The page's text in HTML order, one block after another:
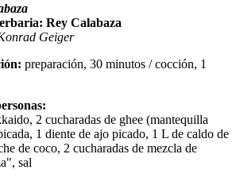
Rey Calabaza
Geiger
preparación, 30 minutos / cocción, 1
2 cucharadas de ghee (mantequilla
1 diente de ajo picado, 1 L de caldo de
de coco, 2 cucharadas de mezcla de
sal